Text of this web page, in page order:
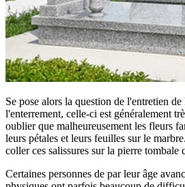
Se pose alors la question de l'entretien
l'enterrement, celle-ci est généralement
oublier que malheureusement les fleurs
leurs pétales et leurs feuilles sur le
coller ces salissures sur la pierre tombale
Certaines personnes de par leur âge